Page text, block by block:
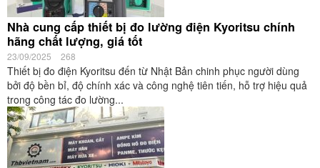
Nhà cung cấp thiết bị đo lường điện Kyoritsu chính
hãng chất lượng, giá tốt
23/09/2025 268
Thiết bị đo điện Kyoritsu đến từ Nhật Bản chinh phục người dùng
bởi độ bền bỉ, độ chính xác và công nghệ tiên tiến, hỗ trợ hiệu quả
trong công tác đo lường...